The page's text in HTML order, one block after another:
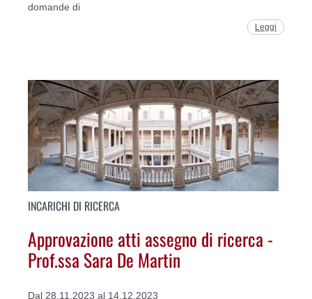
domande di
Leggi
INCARICHI DI RICERCA
Approvazione atti assegno di ricerca -
Prof.ssa Sara De Martin
Dal 28.11.2023 al 14.12.2023